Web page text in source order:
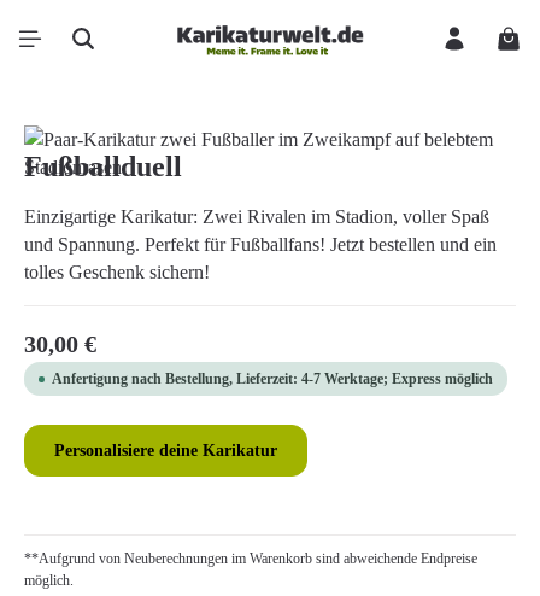
Zum Hauptinhalt springen
Bildergalerie überspringen
Fußballduell
Einzigartige Karikatur: Zwei Rivalen im Stadion, voller Spaß
und Spannung. Perfekt für Fußballfans! Jetzt bestellen und ein
tolles Geschenk sichern!
Regulärer Preis:
30,00 €
Anfertigung nach Bestellung, Lieferzeit: 4-7 Werktage; Express möglich
Personalisiere deine Karikatur
**Aufgrund von Neuberechnungen im Warenkorb sind abweichende Endpreise
möglich.